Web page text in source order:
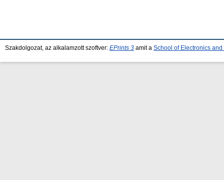
Szakdolgozat, az alkalamzott szoftver: EPrints 3 amit a School of Electronics